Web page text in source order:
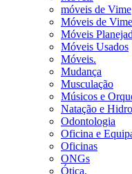
móveis de Vime
Móveis de Vime
Móveis
Móveis Usados
Móveis.
Mudança
Musculação
Músicos e
Natação e
Odontologia
Oficina e
Oficinas
ONGs
Ótica.